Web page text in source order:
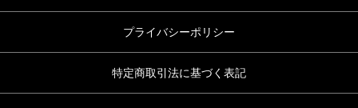
プライバシーポリシー
特定商取引法に基づく表記